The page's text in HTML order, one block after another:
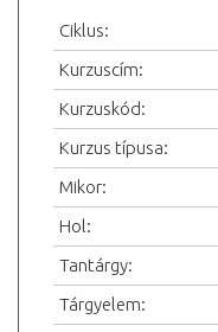
Ciklus:
Kurzuscím:
Kurzuskód:
Kurzus típusa:
Mikor:
Hol:
Tantárgy:
Tárgyelem: